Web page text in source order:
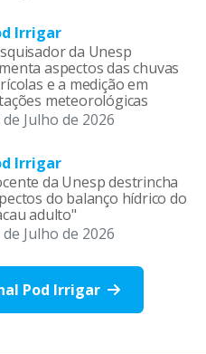
Irrigar
da Unesp
aspectos das chuvas
e a medição em
meteorológicas
de Julho de 2026
Irrigar
da Unesp destrincha
do balanço hídrico do
adulto"
de Julho de 2026
Pod Irrigar